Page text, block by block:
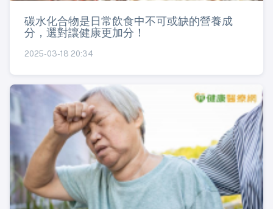
碳水化合物是日常飲食中不可或缺的營養成
分，選對讓健康更加分！
2025-03-18 20:34